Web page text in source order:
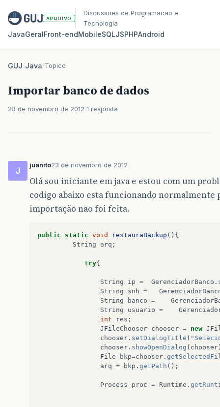
ARQUIVO
Discussoes de Programacao e
Tecnologia
JavaGeralFront‑endMobileSQLJSPHPAndroid
GUJ/Java/Topico
Importar banco de dados
23 de novembro de 2012 1 resposta
J
juanito23 de novembro de 2012
Olá sou iniciante em java e estou com um
codigo abaixo esta funcionando normalmente
importação nao foi feita.
public static void restauraBackup (){
String
arq ;
try{
String ip = GerenciadorBanco .
String
snh =
String
banco =
String
usuario =
int
res ;
JFileChooser chooser = new
chooser . setDialogTitle (
chooser . showOpenDialog ( chooser
File
bkp=chooser .
arq = bkp . getPath ();
Process proc = Runtime .